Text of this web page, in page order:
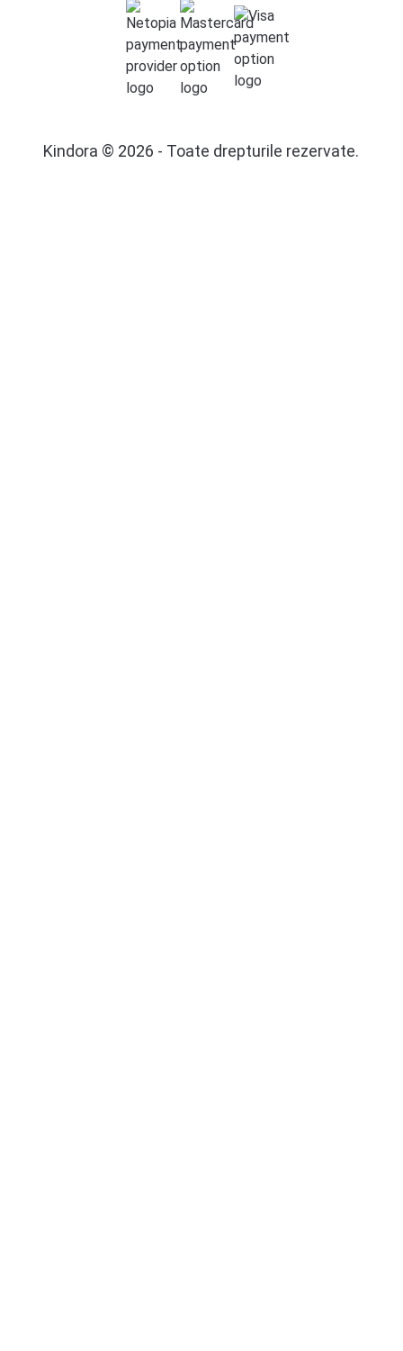
Kindora © 2026 - Toate drepturile rezervate.